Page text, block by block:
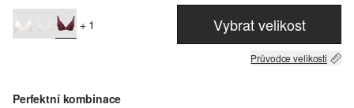
+ 1 Vybrat velikost
Průvodce velikosti
Perfektní kombinace